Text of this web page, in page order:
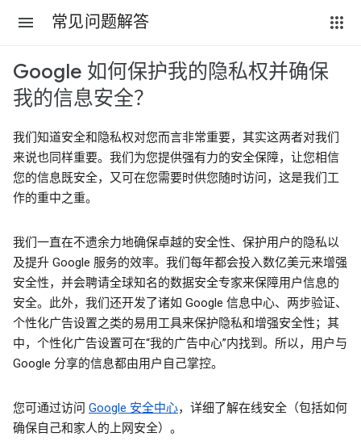
常见问题解答
Google 如何保护我的隐私权并确保
我的信息安全？
我们知道安全和隐私权对您而言非常重要，其实这两者对我们
来说也同样重要。我们为您提供强有力的安全保障，让您相信
您的信息既安全，又可在您需要时供您随时访问，这是我们工
作的重中之重。
我们一直在不遗余力地确保卓越的安全性、保护用户的隐私以
及提升 Google 服务的效率。我们每年都会投入数亿美元来增强
安全性，并会聘请全球知名的数据安全专家来保障用户信息的
安全。此外，我们还开发了诸如 Google 信息中心、两步验证、
个性化广告设置之类的易用工具来保护隐私和增强安全性；其
中，个性化广告设置可在“我的广告中心”内找到。所以，用户与
Google 分享的信息都由用户自己掌控。
您可通过访问 Google 安全中心，详细了解在线安全（包括如何
确保自己和家人的上网安全）。